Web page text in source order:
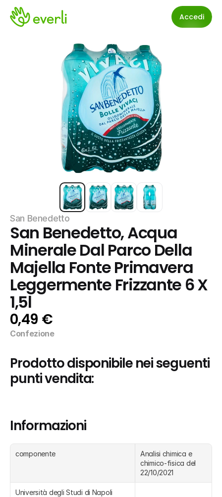
Accedi
San Benedetto
San Benedetto, Acqua
Minerale Dal Parco Della
Majella Fonte Primavera
Leggermente Frizzante 6 X
1,5l
0,49 €
Confezione
Prodotto disponibile nei seguenti
punti vendita:
Informazioni
componente
Analisi chimica e
chimico-fisica del
22/10/2021
Università degli Studi di Napoli